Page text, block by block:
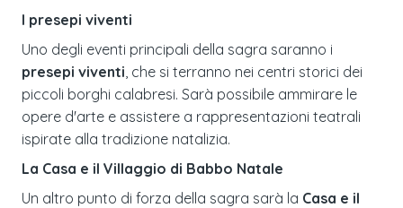
I presepi viventi
Uno degli eventi principali della sagra saranno i
presepi viventi , che si terranno nei centri storici dei
piccoli borghi calabresi. Sarà possibile ammirare le
opere d'arte e assistere a rappresentazioni teatrali
ispirate alla tradizione natalizia.
La Casa e il Villaggio di Babbo Natale
Un altro punto di forza della sagra sarà la Casa e il